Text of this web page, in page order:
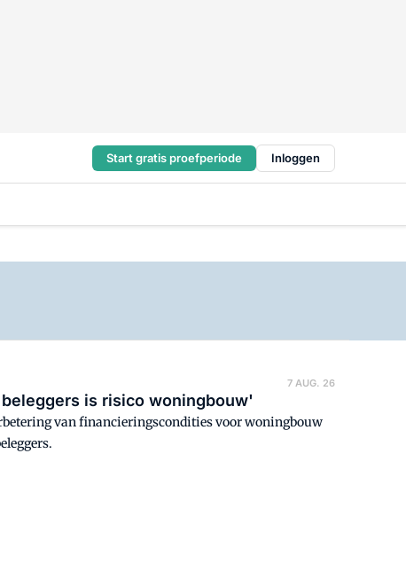
Start gratis proefperiode Inloggen
7 AUG. 26
is risico woningbouw'
van financieringscondities voor woningbouw